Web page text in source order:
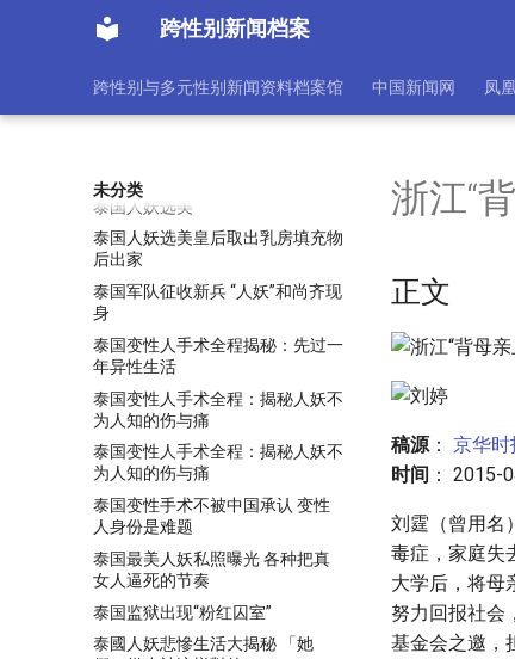
跨性别新闻档案
跨性别与多元性别新闻资料档案馆 中国新闻网 凤
未分类
泰国人妖的“正常”校园生活（组
泰国人妖皇后取出假乳出家当和尚
泰国人妖皇后选美
泰国人妖选美
泰国人妖选美皇后取出乳房填充物
后出家
泰国军队征收新兵 “人妖”和尚齐现
身
泰国变性人手术全程揭秘：先过一
年异性生活
泰国变性人手术全程：揭秘人妖不
为人知的伤与痛
泰国变性人手术全程：揭秘人妖不
为人知的伤与痛
泰国变性手术不被中国承认 变性
人身份是难题
泰国最美人妖私照曝光 各种把真
女人逼死的节奏
泰国监狱出现“粉红囚室”
泰國人妖悲慘生活大揭秘 「她
浙江“
正文
稿源： 京华时
时间 ： 2015-
刘霆（曾用名
毒症，家庭失
大学后，将母
努力回报社会
基金会之邀，